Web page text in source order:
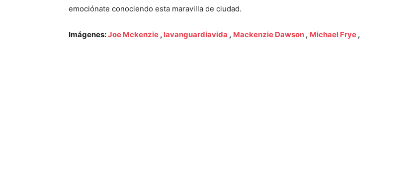
emociónate conociendo esta maravilla de ciudad.
Imágenes:Joe Mckenzie , lavanguardiavida , Mackenzie Dawson , Michael Frye ,